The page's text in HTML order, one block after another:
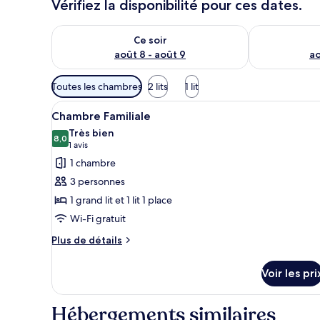
Vérifiez la disponibilité pour ces dates.
Ce soir
août 8 - août 9
Vérifier la disponibilité pour ce soir août 8 - août 9
Vérifier la
Filtres
disponibles
pour
les
chambres
Toutes les chambres 2 lits 1 lit
Afficher
toutes
les
photos
pour
ce
type
de
chambre :
Une chambre d’hôtel
6
Chambre Familiale
8,08,0 sur 10
Très bien
1 avis
(1 avis)
1 chambre
3 personnes
1 grand lit et 1 lit 1 place
Wi-Fi gratuit
Plus de détails
Plus
le
type
de
Voir les